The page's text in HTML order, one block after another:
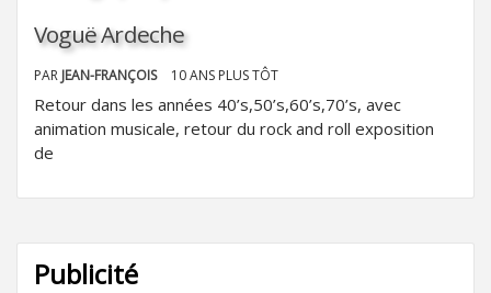
Voguë Ardeche
PAR JEAN-FRANÇOIS 10 ANS PLUS TÔT
Retour dans les années 40’s,50’s,60’s,70’s, avec
animation musicale, retour du rock and roll exposition
de
Publicité